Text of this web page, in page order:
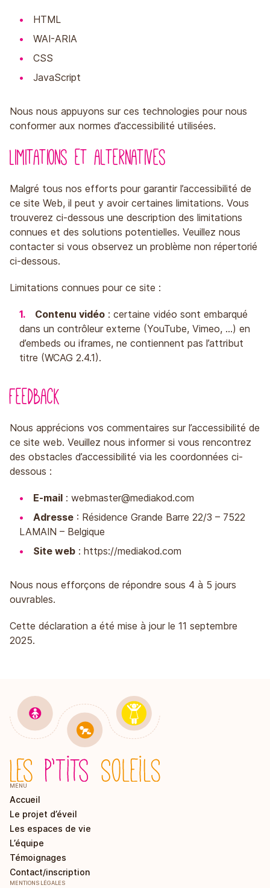
HTML
WAI-ARIA
CSS
JavaScript
Nous nous appuyons sur ces technologies pour nous
conformer aux normes d’accessibilité utilisées.
Limitations et alternatives
Malgré tous nos efforts pour garantir l’accessibilité de
ce site Web, il peut y avoir certaines limitations. Vous
trouverez ci-dessous une description des limitations
connues et des solutions potentielles. Veuillez nous
contacter si vous observez un problème non répertorié
ci-dessous.
Limitations connues pour ce site :
Contenu vidéo : certaine vidéo sont embarqué
dans un contrôleur externe (YouTube, Vimeo, …) en
d’embeds ou iframes, ne contiennent pas l’attribut
titre (WCAG 2.4.1).
Feedback
Nous apprécions vos commentaires sur l’accessibilité de
ce site web. Veuillez nous informer si vous rencontrez
des obstacles d’accessibilité via les coordonnées ci-
dessous :
E-mail : webmaster@mediakod.com
Adresse : Résidence Grande Barre 22/3 – 7522
LAMAIN – Belgique
Site web : https://mediakod.com
Nous nous efforçons de répondre sous 4 à 5 jours
ouvrables.
Cette déclaration a été mise à jour le 11 septembre
2025.
MENU
Accueil
Le projet d’éveil
Les espaces de vie
L’équipe
Témoignages
Contact/inscription
MENTIONS LÉGALES